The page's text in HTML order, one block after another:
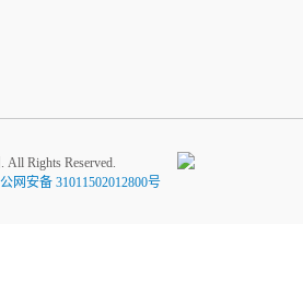
All Rights Reserved.
网安备 31011502012800号